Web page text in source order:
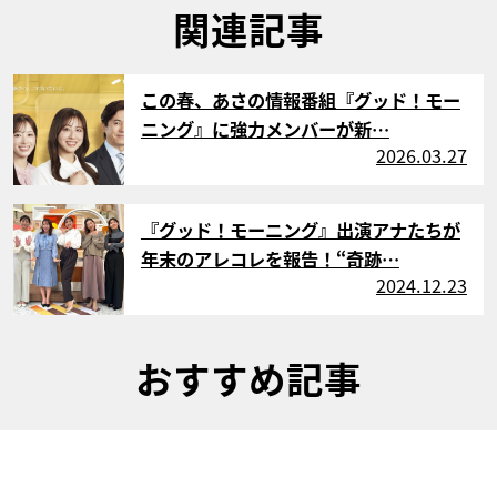
関連記事
サムネイル
この春、あさの情報番組『グッド！モー
ニング』に強力メンバーが新…
2026.03.27
サムネイル
『グッド！モーニング』出演アナたちが
年末のアレコレを報告！“奇跡…
2024.12.23
おすすめ記事